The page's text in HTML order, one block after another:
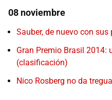
08 noviembre
Sauber, de nuevo con
Gran Premio Brasil 2014:
(clasificación)
Nico Rosberg no da